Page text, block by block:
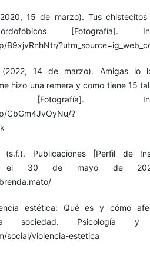
15 de marzo). Tus
[Fotografía].
14 de marzo). Amigas lo
hizo una remera y como tiene 15
CbGm4JvOyNu/?
(s.f.). Publicaciones [Perfil de
el 30 de mayo de
estética: Qué es y cómo
Psicología y
social/violencia-estetica